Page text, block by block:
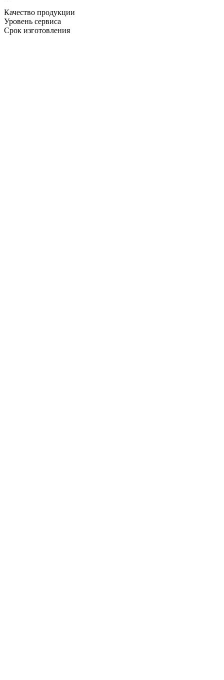
Качество продукции
Уровень сервиса
Срок изготовления